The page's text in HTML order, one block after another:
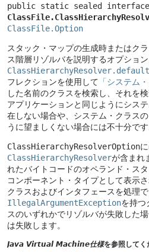
ClassFile.Option
スタック・マップの生成時またはク
ス階層リゾルバを説明するオプション
フレクションを使用して 「システム
した名前のクラスを検索し、それを
アプリケーションと同じようにシス
在しない場合や、システム・クラス
うに望ましくない場合には不十分です
ClassHierarchyResolverOptionに
ClassHierarchyResolverが含まれ
れたバイトコードのオペランド・ス
コンポーネント・タイプとして表示
クラスおよびインタフェースを処理で
IllegalArgumentExceptionを持つ
スのいずれかでリゾルバが失敗した場
は失敗します。
Java Virtual Machine仕様を参照してく